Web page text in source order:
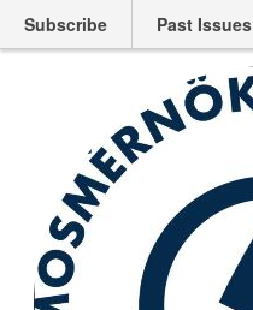
Subscribe Past Issues